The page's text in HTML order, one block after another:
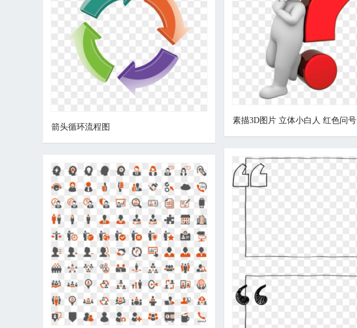
素描3D图片 立体小白人 红色问号
箭头循环流程图